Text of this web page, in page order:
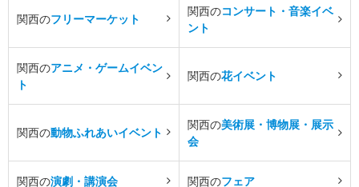
関西のフリーマーケット
関西のコンサート・音楽イベ
ント
関西のアニメ・ゲームイベン
ト
関西の花イベント
関西の動物ふれあいイベント
関西の美術展・博物展・展示
会
関西の演劇・講演会 関西のフェア